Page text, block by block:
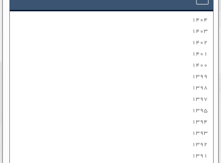
۱۴۰۴
۱۴۰۳
۱۴۰۲
۱۴۰۱
۱۴۰۰
۱۳۹۹
۱۳۹۸
۱۳۹۷
۱۳۹۵
۱۳۹۴
۱۳۹۳
۱۳۹۲
۱۳۹۱